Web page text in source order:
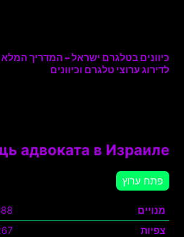
כיוונים בטלגרם ישראל – המדריך המלא
לדירוג ערוצי טלגרם וכיוונים
адвоката в Израиле
פתח ערוץ
מנויים
צפיות